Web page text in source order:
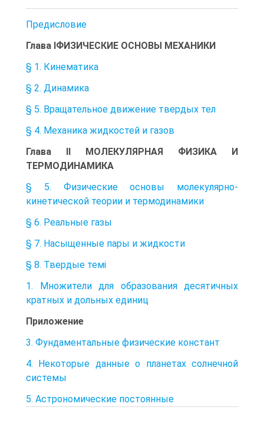
Предисловие
Глава IФИЗИЧЕСКИЕ ОСНОВЫ МЕХАНИКИ
§ 1. Кинематика
§ 2. Динамика
§ 5. Вращательное движение твердых тел
§ 4. Механика жидкостей и газов
Глава II МОЛЕКУЛЯРНАЯ ФИЗИКА И
ТЕРМОДИНАМИКА
§ 5. Физические основы молекулярно-
кинетической теории и термодинамики
§ 6. Реальные газы
§ 7. Насыщенные пары и жидкости
§ 8. Твердые темі
1. Множители для образования десятичных
кратных и дольных единиц
Приложение
3. Фундаментальные физические констант
4. Некоторые данные о планетах солнечной
системы
5. Астрономические постоянные